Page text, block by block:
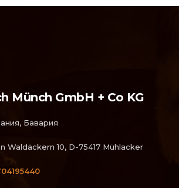
Münch GmbH + Co KG
Бавария
Waldäckern 10, D-75417 Mühlacker